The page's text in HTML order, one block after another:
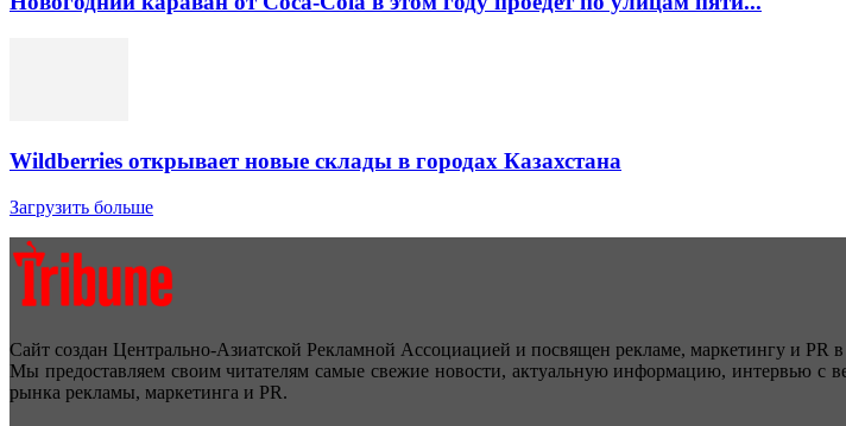
Wildberries открывает новые склады в городах Казахстана
Загрузить больше
Сайт создан Центрально-Азиатской Рекламной Ассоциацией и посвящен рекламе, маркетингу и PR
Мы предоставляем своим читателям самые свежие новости, актуальную информацию, интервью с
рынка рекламы, маркетинга и PR.